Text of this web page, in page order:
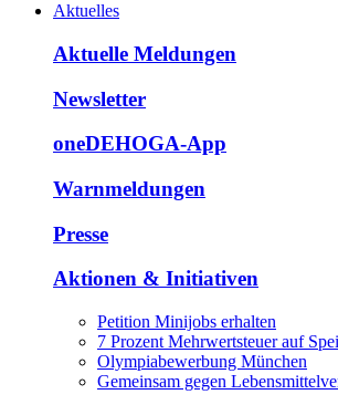
Aktuelles
Aktuelle Meldungen
Newsletter
oneDEHOGA-App
Warnmeldungen
Presse
Aktionen & Initiativen
Petition Minijobs erhalten
7 Prozent Mehrwertsteuer auf
Olympiabewerbung München
Gemeinsam gegen